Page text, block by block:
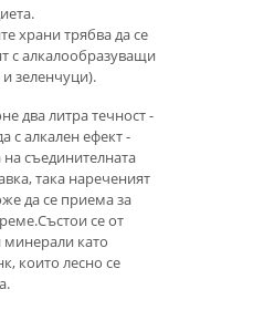
храни трябва да се
с алкалообразуващи
зеленчуци).
два литра течност -
с алкален ефект -
съединителната
така нареченият
да се приема за
се от
като
които лесно се